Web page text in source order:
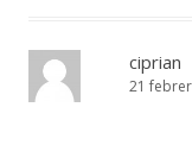
ciprian
21